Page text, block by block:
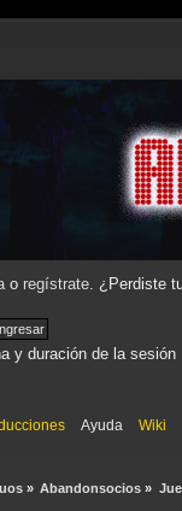
o regístrate. ¿Perdiste
y duración de la sesión
Ayuda Wiki
» Abandonsocios »